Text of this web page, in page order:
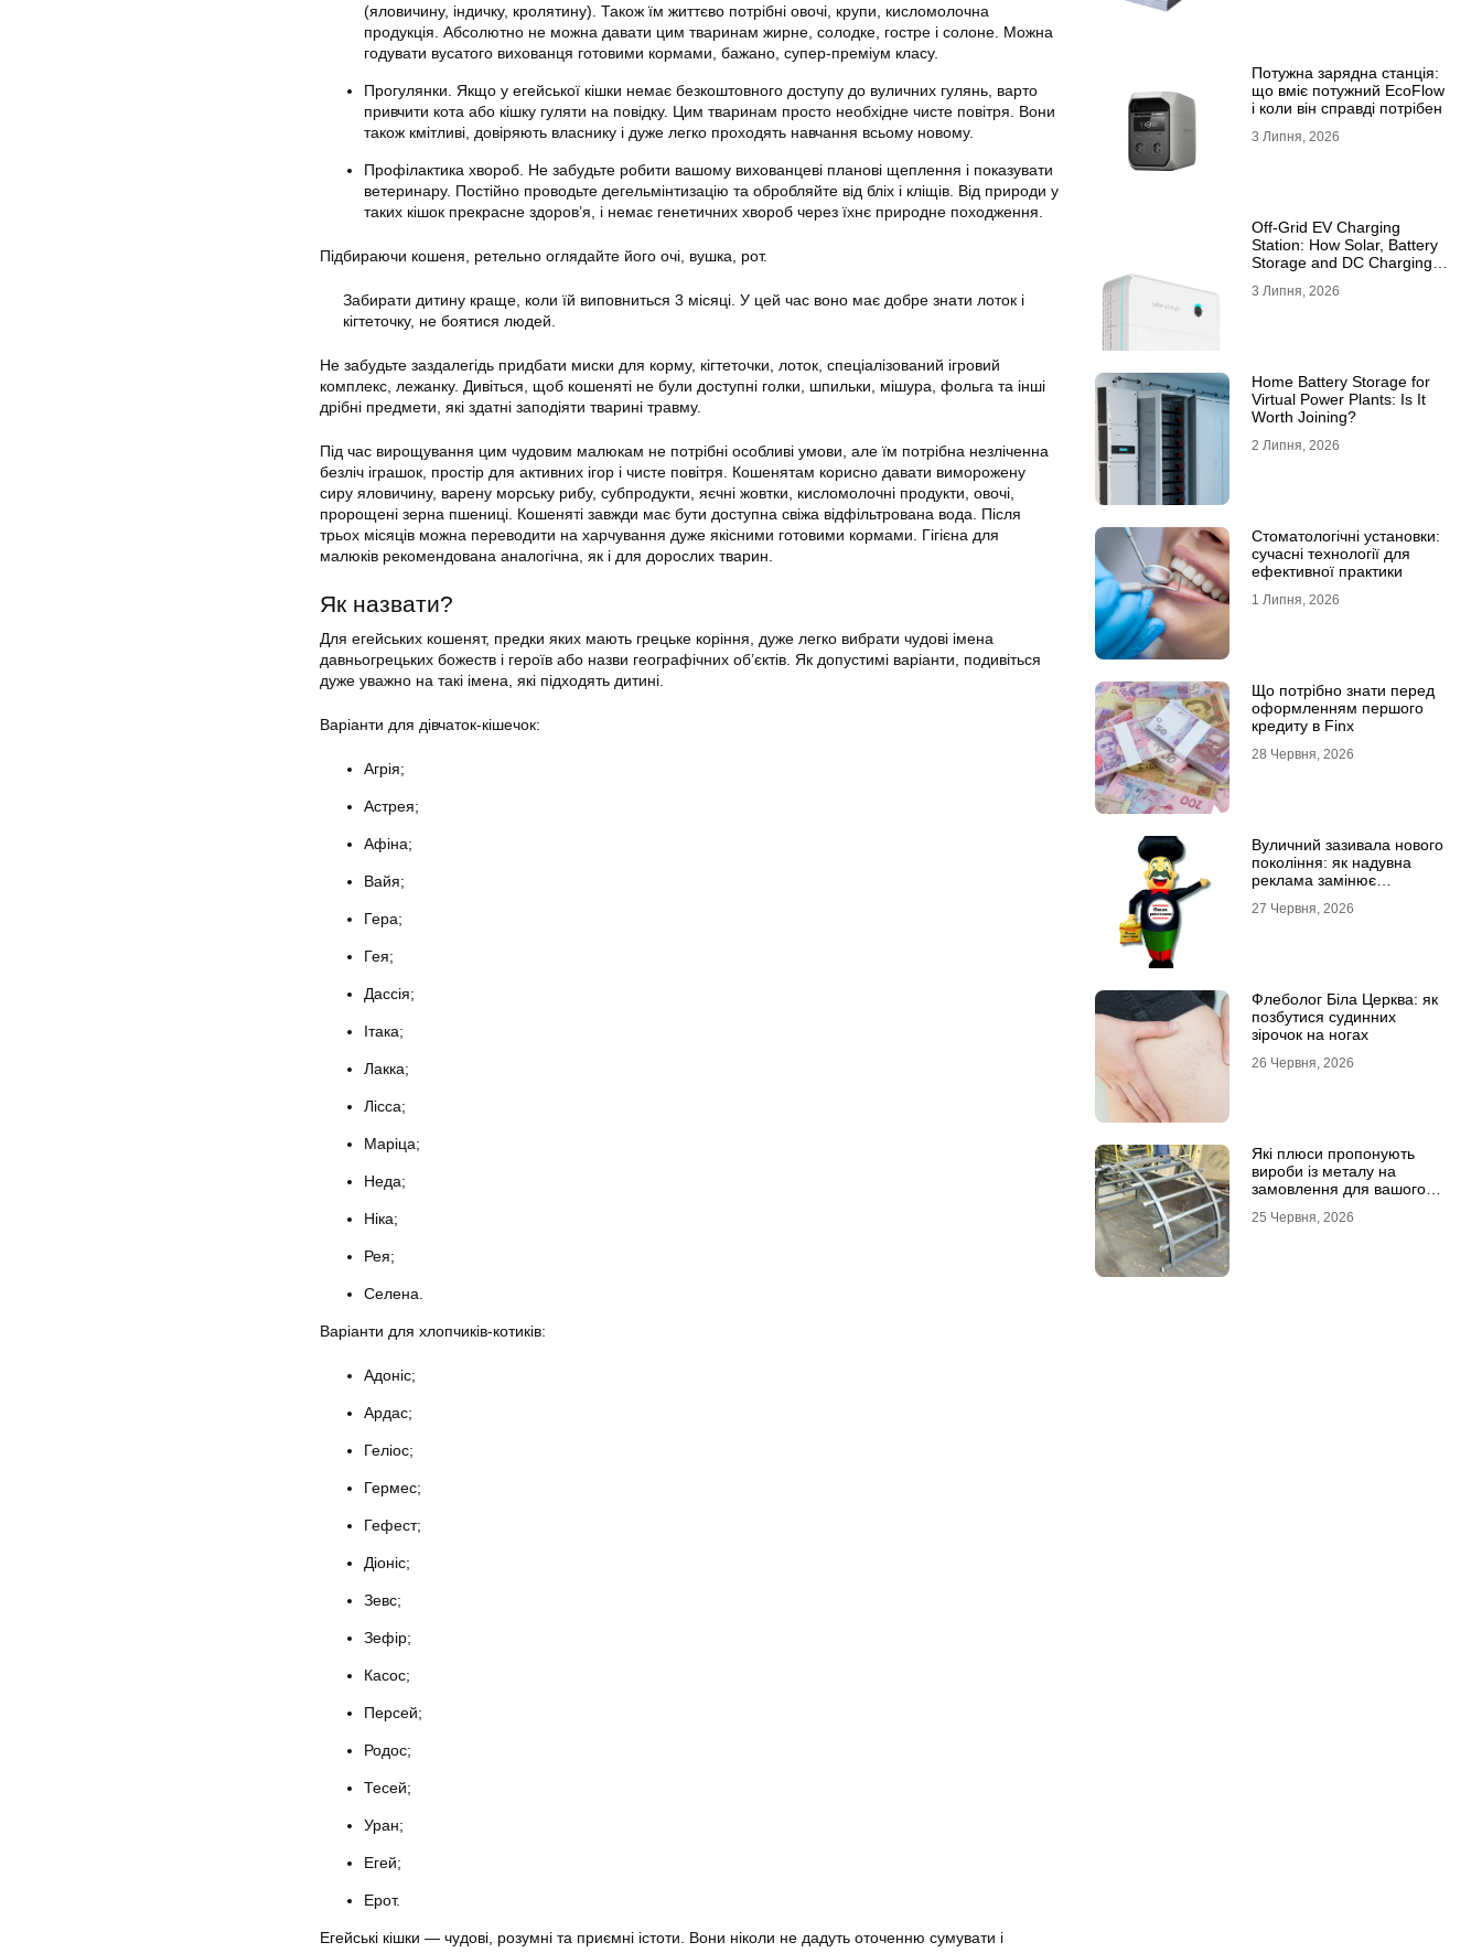
(яловичину, індичку, кролятину). Також їм життєво потрібні овочі, крупи, кисломолочна
продукція. Абсолютно не можна давати цим тваринам жирне, солодке, гостре і солоне. Можна
годувати вусатого вихованця готовими кормами, бажано, супер-преміум класу.
Прогулянки. Якщо у егейської кішки немає безкоштовного доступу до вуличних гулянь, варто
привчити кота або кішку гуляти на повідку. Цим тваринам просто необхідне чисте повітря. Вони
також кмітливі, довіряють власнику і дуже легко проходять навчання всьому новому.
Профілактика хвороб. Не забудьте робити вашому вихованцеві планові щеплення і показувати
ветеринару. Постійно проводьте дегельмінтизацію та обробляйте від бліх і кліщів. Від природи у
таких кішок прекрасне здоров’я, і немає генетичних хвороб через їхнє природне походження.
Підбираючи кошеня, ретельно оглядайте його очі, вушка, рот.
Забирати дитину краще, коли їй виповниться 3 місяці. У цей час воно має добре знати лоток і
кігтеточку, не боятися людей.
Не забудьте заздалегідь придбати миски для корму, кігтеточки, лоток, спеціалізований ігровий
комплекс, лежанку. Дивіться, щоб кошеняті не були доступні голки, шпильки, мішура, фольга та інші
дрібні предмети, які здатні заподіяти тварині травму.
Під час вирощування цим чудовим малюкам не потрібні особливі умови, але їм потрібна незліченна
безліч іграшок, простір для активних ігор і чисте повітря. Кошенятам корисно давати виморожену
сиру яловичину, варену морську рибу, субпродукти, яєчні жовтки, кисломолочні продукти, овочі,
пророщені зерна пшениці. Кошеняті завжди має бути доступна свіжа відфільтрована вода. Після
трьох місяців можна переводити на харчування дуже якісними готовими кормами. Гігієна для
малюків рекомендована аналогічна, як і для дорослих тварин.
Як назвати?
Для егейських кошенят, предки яких мають грецьке коріння, дуже легко вибрати чудові імена
давньогрецьких божеств і героїв або назви географічних об’єктів. Як допустимі варіанти, подивіться
дуже уважно на такі імена, які підходять дитині.
Варіанти для дівчаток-кішечок:
Агрія;
Астрея;
Афіна;
Вайя;
Гера;
Гея;
Дассія;
Ітака;
Лакка;
Лісса;
Маріца;
Неда;
Ніка;
Рея;
Селена.
Варіанти для хлопчиків-котиків:
Адоніс;
Ардас;
Геліос;
Гермес;
Гефест;
Діоніс;
Зевс;
Зефір;
Касос;
Персей;
Родос;
Тесей;
Уран;
Егей;
Ерот.
Егейські кішки — чудові, розумні та приємні істоти. Вони ніколи не дадуть оточенню сумувати і
Потужна зарядна станція:
що вміє потужний EcoFlow
і коли він справді потрібен
3 Липня, 2026
Off-Grid EV Charging
Station: How Solar, Battery
Storage and DC Charging
3 Липня, 2026
Home Battery Storage for
Virtual Power Plants: Is It
Worth Joining?
2 Липня, 2026
Стоматологічні установки:
сучасні технології для
ефективної практики
1 Липня, 2026
Що потрібно знати перед
оформленням першого
кредиту в Finx
28 Червня, 2026
Вуличний зазивала нового
покоління: як надувна
реклама замінює
витрати
27 Червня, 2026
Флеболог Біла Церква: як
позбутися судинних
зірочок на ногах
26 Червня, 2026
Які плюси пропонують
вироби із металу на
замовлення для вашого
25 Червня, 2026